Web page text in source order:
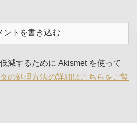
ントを書き込む
減するために Akismet を使って
の処理方法の詳細はこちらをご覧